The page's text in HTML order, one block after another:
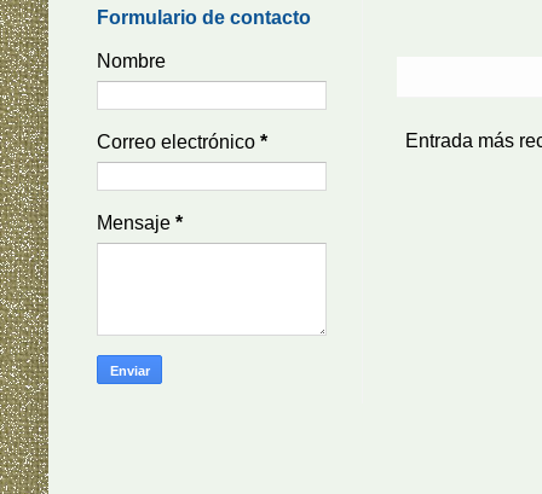
Entrada más
Formulario de contacto
Nombre
Correo electrónico *
Mensaje *